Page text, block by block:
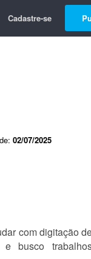
Cadastre-se
02/07/2025
com digitação
e busco